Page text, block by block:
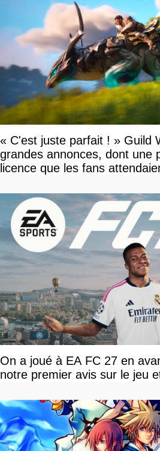
« C'est juste parfait ! » Guild
grandes annonces, dont une
licence que les fans
On a joué à EA FC 27 en
notre premier avis sur le jeu